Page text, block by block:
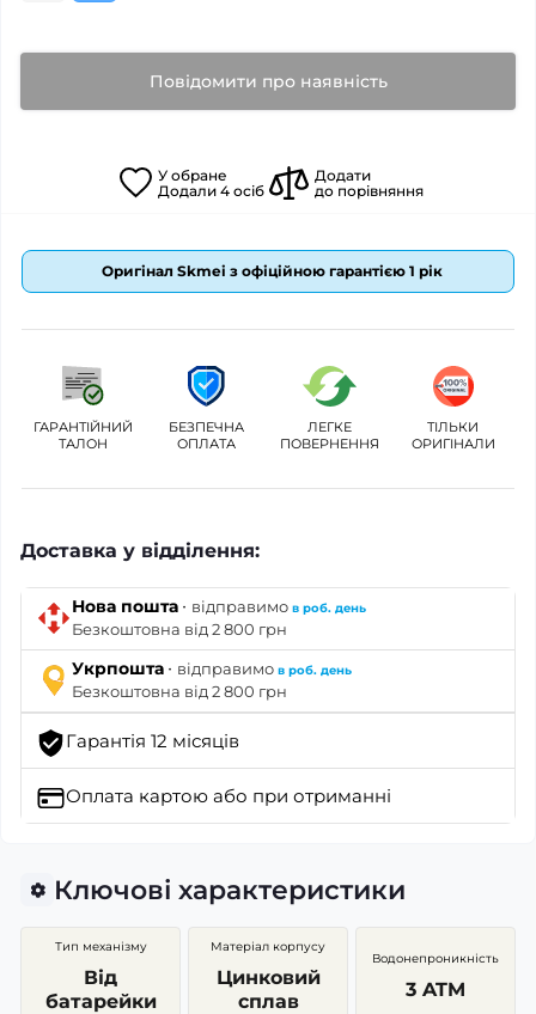
Повідомити про наявність
У обране
Додали 4 осіб
Додати
до порівняння
Оригінал Skmei з офіційною гарантією 1 рік
ГАРАНТІЙНИЙ
ТАЛОН
БЕЗПЕЧНА
ОПЛАТА
ЛЕГКЕ
ПОВЕРНЕННЯ
ТІЛЬКИ
ОРИГІНАЛИ
Доставка у відділення:
Нова пошта · відправимо в роб. день
Безкоштовна від 2 800 грн
Укрпошта · відправимо в роб. день
Безкоштовна від 2 800 грн
Гарантія 12 місяців
Оплата картою або при отриманні
Ключові характеристики
Тип механізму
Від
батарейки
Матеріал корпусу
Цинковий
сплав
Водонепроникність
3 ATM